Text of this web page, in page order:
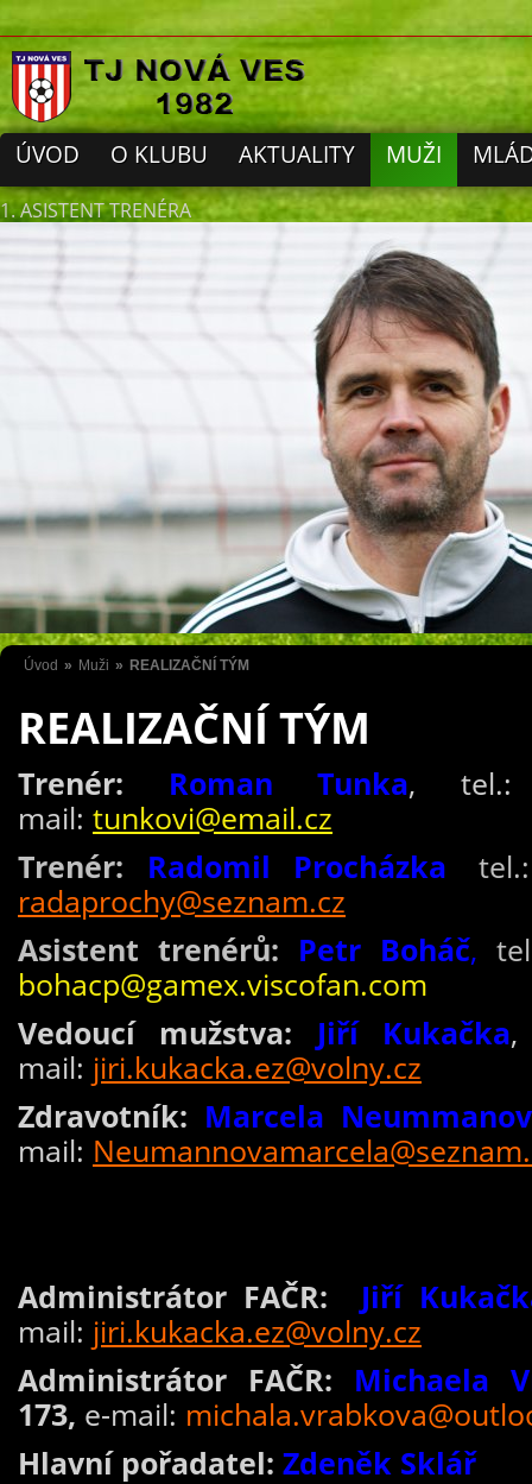
ÚVOD O KLUBU AKTUALITY MUŽI
1. ASISTENT TRENÉRA
Úvod » Muži » REALIZAČNÍ TÝM
REALIZAČNÍ TÝM
Trenér: Roman Tunka,
mail: tunkovi@email.cz
Trenér:
Radomil Procházka tel.:
radaprochy@seznam.cz
Asistent trenérů: Petr Boháč,
bohacp@gamex.viscofan.com
Vedoucí mužstva:
Jiří Kukačka
mail: jiri.kukacka.ez@volny.cz
Zdravotník: Marcela
mail:
Administrátor FAČR:
Jiří
mail: jiri.kukacka.ez@volny.cz
Administrátor FAČR: Michaela
173, e-mail:
Hlavní pořadatel: Zdeněk Sklář